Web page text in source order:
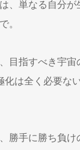
、単なる自分が
。
目指すべき宇宙
化は全く必要な
勝手に勝ち負け